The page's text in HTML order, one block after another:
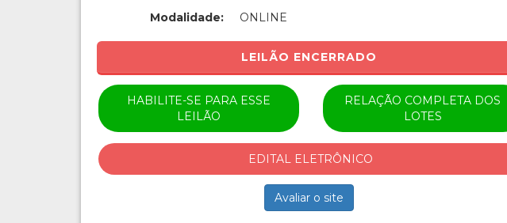
Modalidade: ONLINE
LEILÃO ENCERRADO
HABILITE-SE PARA ESSE
LEILÃO
RELAÇÃO COMPLETA DOS
LOTES
EDITAL ELETRÔNICO
Avaliar o site